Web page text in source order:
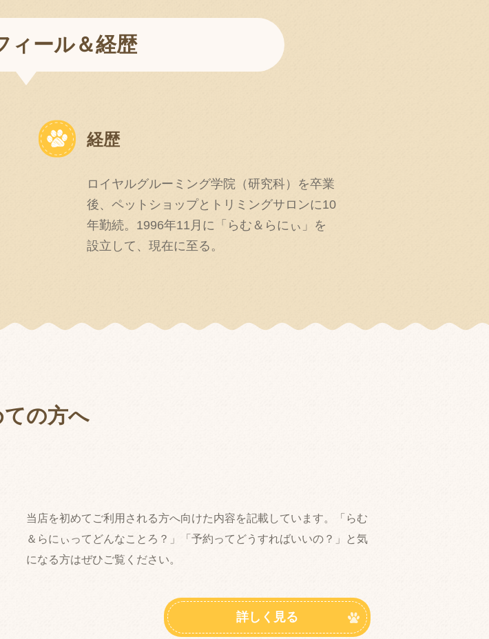
ィ ール＆経歴
経歴
ロイヤルグルーミング学院（研究科）を卒業
後、ペットショップとトリミングサロンに10
年勤続。1996年11月に「らむ＆らにぃ」を
設立して、現在に至る。
ての方へ
当店を初めてご利用される方へ向けた内容を記載しています。「らむ
＆らにぃってどんなことろ？」「予約ってどうすればいいの？」と気
になる方はぜひご覧ください。
詳しく見る